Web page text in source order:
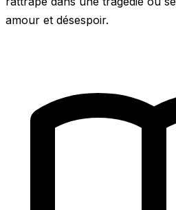
amour et désespoir.